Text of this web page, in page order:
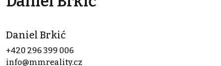
Daniel Brkić
+420 296 399 006
info@mmreality.cz